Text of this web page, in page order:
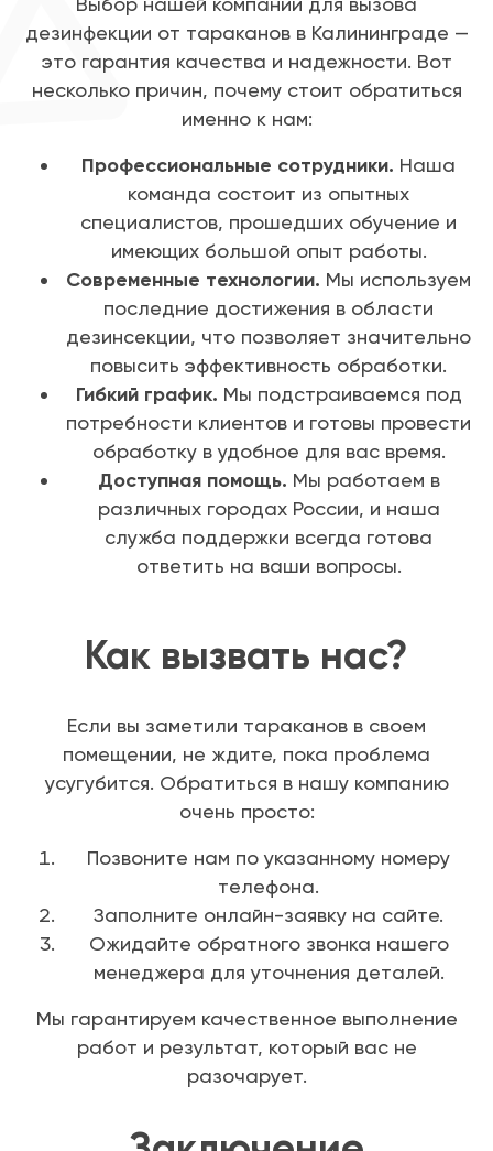
дезинфекции от тараканов в Калининграде —
это гарантия качества и надежности. Вот
несколько причин, почему стоит обратиться
именно к нам:
Профессиональные сотрудники. Наша
команда состоит из опытных
специалистов, прошедших обучение и
имеющих большой опыт работы.
Современные технологии. Мы используем
последние достижения в области
дезинсекции, что позволяет значительно
повысить эффективность обработки.
Гибкий график. Мы подстраиваемся под
потребности клиентов и готовы провести
обработку в удобное для вас время.
Доступная помощь. Мы работаем в
различных городах России, и наша
служба поддержки всегда готова
ответить на ваши вопросы.
Как вызвать нас?
Если вы заметили тараканов в своем
помещении, не ждите, пока проблема
усугубится. Обратиться в нашу компанию
очень просто:
Позвоните нам по указанному номеру
телефона.
Заполните онлайн-заявку на сайте.
Ожидайте обратного звонка нашего
менеджера для уточнения деталей.
Мы гарантируем качественное выполнение
работ и результат, который вас не
разочарует.